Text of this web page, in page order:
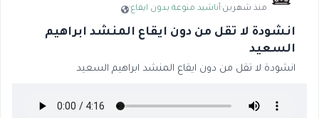
منذ شهرين·أناشيد منوعة بدون ايقاع·
انشودة لا تقل من دون ايقاع المنشد ابراهيم
السعيد
انشودة لا تقل من دون ايقاع المنشد ابراهيم السعيد